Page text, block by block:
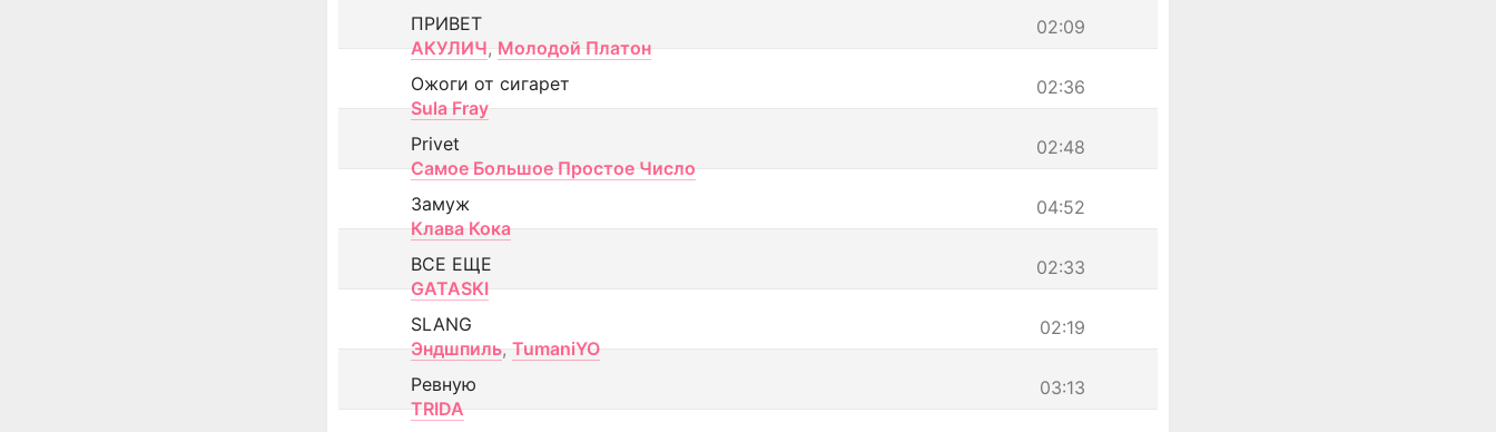
02:09
ПРИВЕТ
АКУЛИЧ, Молодой Платон
02:36
Ожоги от сигарет
Sula Fray
02:48
Privet
Самое Большое Простое Число
04:52
Замуж
Клава Кока
02:33
ВСЕ ЕЩЕ
GATASKI
02:19
SLANG
Эндшпиль, TumaniYO
03:13
Ревную
TRIDA